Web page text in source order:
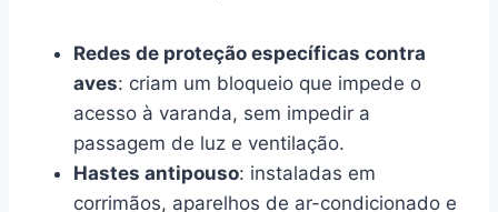
Redes de proteção específicas contra
aves: criam um bloqueio que impede o
acesso à varanda, sem impedir a
passagem de luz e ventilação.
Hastes antipouso: instaladas em
corrimãos, aparelhos de ar-condicionado e